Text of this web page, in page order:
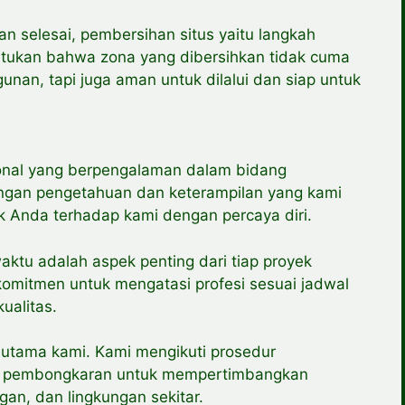
selesai, pembersihan situs yaitu langkah
bahwa zona yang dibersihkan tidak cuma
tapi juga aman untuk dilalui dan siap untuk
yang berpengalaman dalam bidang
pengetahuan dan keterampilan yang kami
Anda terhadap kami dengan percaya diri.
adalah aspek penting dari tiap proyek
untuk mengatasi profesi sesuai jadwal
kami. Kami mengikuti prosedur
untuk mempertimbangkan
dan lingkungan sekitar.